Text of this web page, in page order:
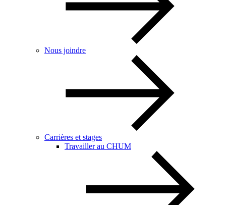
Nous joindre
Carrières et stages
Travailler au CHUM